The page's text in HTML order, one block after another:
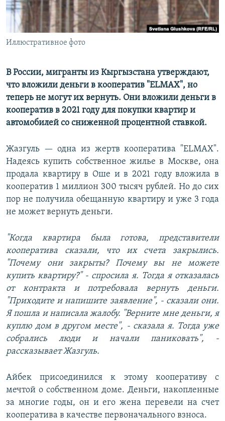
Иллюстративное фото
В России, мигранты из Кыргызстана утверждают,
что вложили деньги в кооператив "ELMAX", но
теперь не могут их вернуть. Они вложили деньги в
кооператив в 2021 году для покупки квартир и
автомобилей со сниженной процентной ставкой.
Жазгуль — одна из жертв кооператива "ELMAX".
Надеясь купить собственное жилье в Москве, она
продала квартиру в Оше и в 2021 году вложила в
кооператив 1 миллион 300 тысяч рублей. Но до сих
пор не получила обещанную квартиру и уже 3 года
не может вернуть деньги.
"Когда квартира была готова, представители
кооператива сказали, что их счета закрылись.
"Почему они закрыты? Почему вы не можете
купить квартиру?" - спросила я. Тогда я отказалась
от контракта и потребовала вернуть деньги.
"Приходите и напишите заявление", - сказали они.
Я пошла и написала жалобу. "Верните мне деньги, я
куплю дом в другом месте", - сказала я. Тогда уже
собрались люди и начали паниковать", -
рассказывает Жазгуль.
Айбек присоединился к этому кооперативу с
мечтой о собственном доме. Деньги, накопленные
за многие годы, он и его жена перевели на счет
кооператива в качестве первоначального взноса.